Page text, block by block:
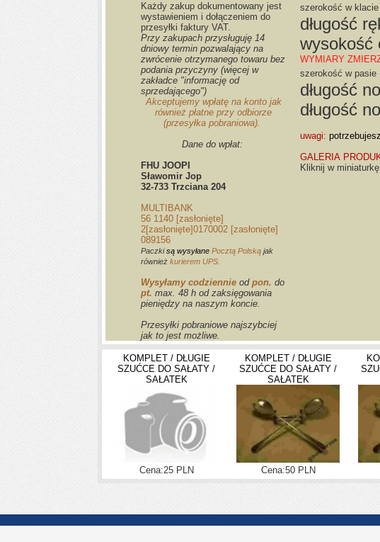
Każdy zakup dokumentowany jest
wystawieniem i dołączeniem do
przesyłki faktury VAT.
Przy zakupach przysługuję 14
dniowy termin pozwalający na
zwrócenie otrzymanego towaru bez
podania przyczyny (więcej w
zakładce "informację od
sprzedającego")
Akceptujemy wpłatę na konto jak
również płatne przy odbiorze
(przesyłka pobraniowa).
Dane do wpłat:
FHU JOOPI
Sławomir Jop
32-733 Trzciana 204
MULTIBANK
56 1140 [zasłonięte]
2[zasłonięte]0170002 [zasłonięte]
089156
Paczkisą wysyłane Pocztą Polską jak
również kurierem UPS.
Wysyłamy codziennie odpon. do
pt. max. 48 h od zaksięgowania
pieniędzy na naszym koncie.
Przesyłki pobraniowe najszybciej
jak to jest możliwe.
szerokość w
długość
wysokość
WYMIARY
szerokość w pasie
długość
długość
uwagi:
GALERIA
Kliknij w
KOMPLET / DŁUGIE
SZUĆCE DO SAŁATY /
SAŁATEK
Cena:25 PLN
KOMPLET / DŁUGIE
SZUĆCE DO SAŁATY /
SAŁATEK
Cena:50 PLN